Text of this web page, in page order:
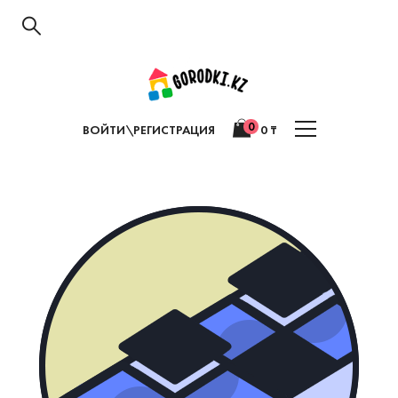
ВОЙТИ\РЕГИСТРАЦИЯ 0 0 ₸